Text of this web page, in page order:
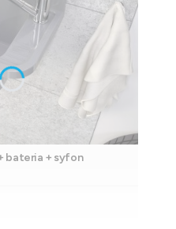
bateria + syfon